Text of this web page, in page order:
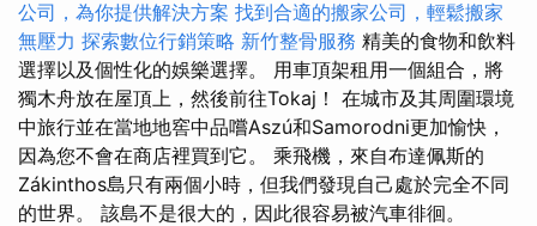
公司，為你提供解決方案 找到合適的搬家公司，輕鬆搬家
無壓力 探索數位行銷策略 新竹整骨服務 精美的食物和飲料
選擇以及個性化的娛樂選擇。 用車頂架租用一個組合，將
獨木舟放在屋頂上，然後前往Tokaj！ 在城市及其周圍環境
中旅行並在當地地窖中品嚐Aszú和Samorodni更加愉快，
因為您不會在商店裡買到它。 乘飛機，來自布達佩斯的
Zákinthos島只有兩個小時，但我們發現自己處於完全不同
的世界。 該島不是很大的，因此很容易被汽車徘徊。